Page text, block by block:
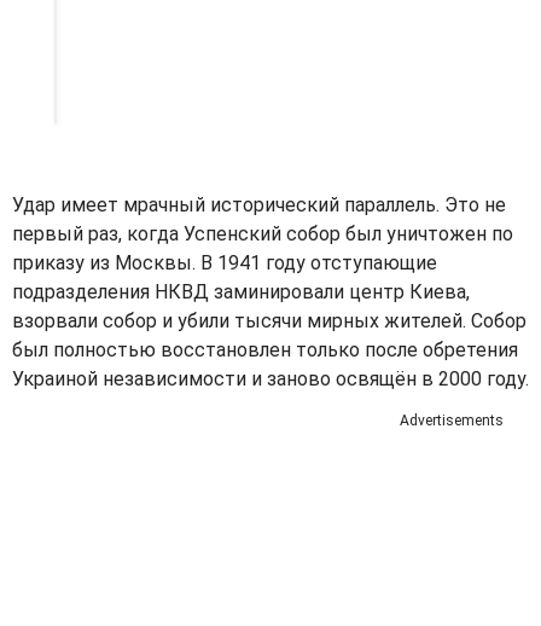
Удар имеет мрачный исторический параллель. Это не
первый раз, когда Успенский собор был уничтожен по
приказу из Москвы. В 1941 году отступающие
подразделения НКВД заминировали центр Киева,
взорвали собор и убили тысячи мирных жителей. Собор
был полностью восстановлен только после обретения
Украиной независимости и заново освящён в 2000 году.
Advertisements